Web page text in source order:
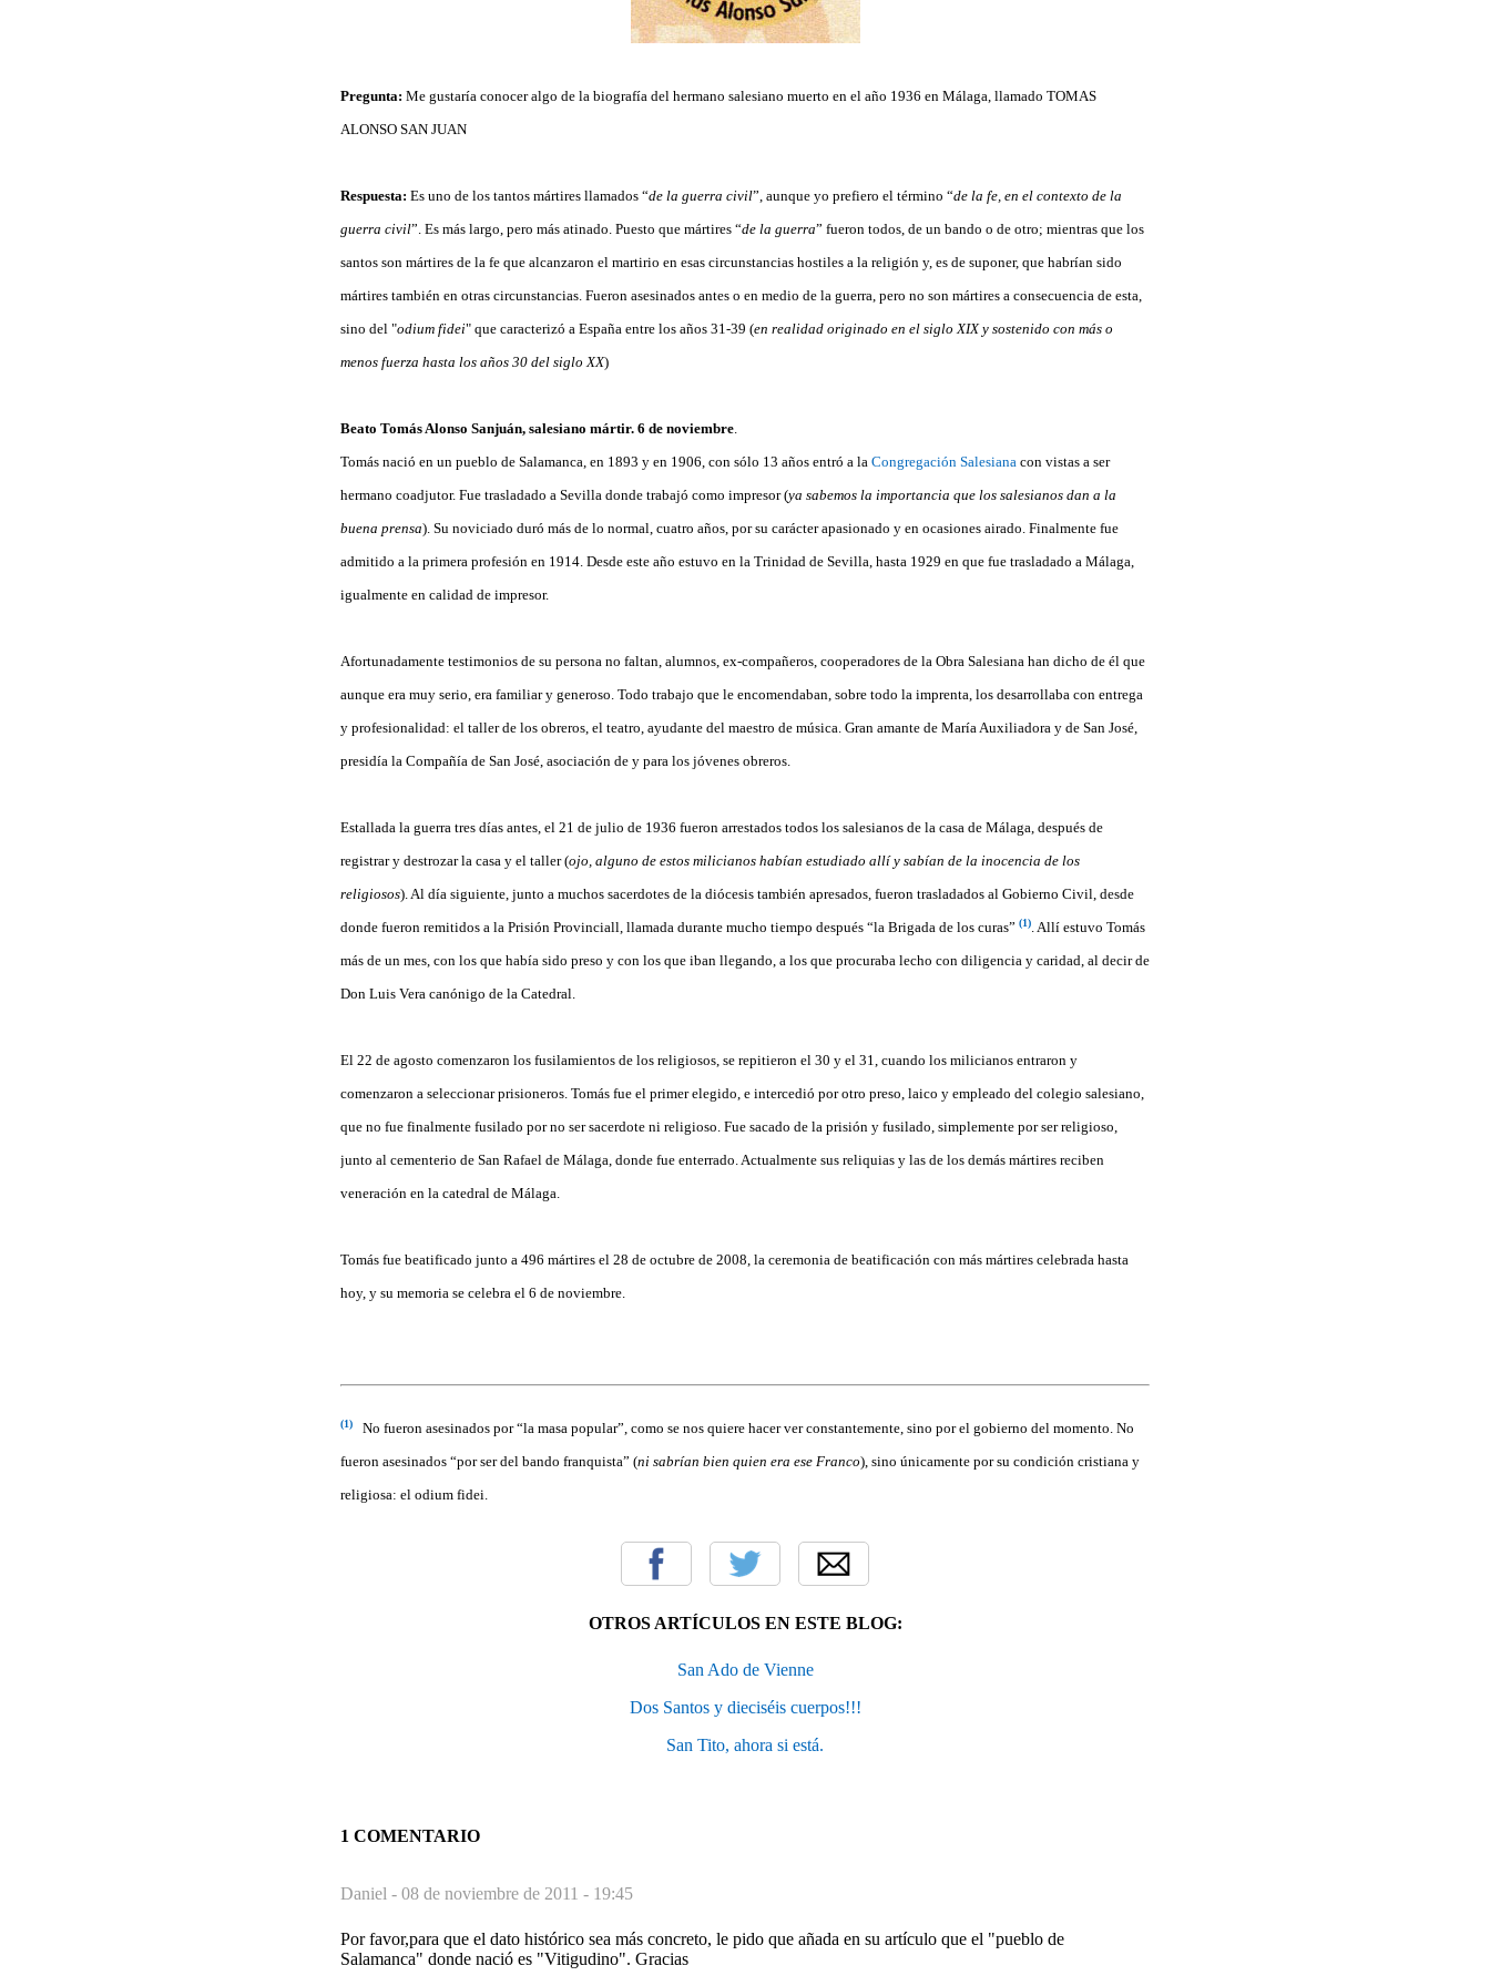
Pregunta: Me gustaría conocer algo de la biografía del hermano salesiano muerto en el año 1936 en Málaga, llamado TOMAS
ALONSO SAN JUAN
Respuesta: Es uno de los tantos mártires llamados “de la guerra civil”, aunque yo prefiero el término “de la fe, en el contexto de la
guerra civil”. Es más largo, pero más atinado. Puesto que mártires “de la guerra” fueron todos, de un bando o de otro; mientras que los
santos son mártires de la fe que alcanzaron el martirio en esas circunstancias hostiles a la religión y, es de suponer, que habrían sido
mártires también en otras circunstancias. Fueron asesinados antes o en medio de la guerra, pero no son mártires a consecuencia de esta,
sino del "odium fidei" que caracterizó a España entre los años 31-39 (en realidad originado en el siglo XIX y sostenido con más o
menos fuerza hasta los años 30 del siglo XX)
Beato Tomás Alonso Sanjuán, salesiano mártir. 6 de noviembre
Tomás nació en un pueblo de Salamanca, en 1893 y en 1906, con sólo 13 años entró a la Congregación Salesiana con vistas a ser
hermano coadjutor. Fue trasladado a Sevilla donde trabajó como impresor (ya sabemos la importancia que los salesianos dan a la
buena prensa). Su noviciado duró más de lo normal, cuatro años, por su carácter apasionado y en ocasiones airado. Finalmente fue
admitido a la primera profesión en 1914. Desde este año estuvo en la Trinidad de Sevilla, hasta 1929 en que fue trasladado a Málaga,
igualmente en calidad de impresor.
Afortunadamente testimonios de su persona no faltan, alumnos, ex-compañeros, cooperadores de la Obra Salesiana han dicho de él que
aunque era muy serio, era familiar y generoso. Todo trabajo que le encomendaban, sobre todo la imprenta, los desarrollaba con entrega
y profesionalidad: el taller de los obreros, el teatro, ayudante del maestro de música. Gran amante de María Auxiliadora y de San José,
presidía la Compañía de San José, asociación de y para los jóvenes obreros.
Estallada la guerra tres días antes, el 21 de julio de 1936 fueron arrestados todos los salesianos de la casa de Málaga, después de
registrar y destrozar la casa y el taller (ojo, alguno de estos milicianos habían estudiado allí y sabían de la inocencia de los
religiosos). Al día siguiente, junto a muchos sacerdotes de la diócesis también apresados, fueron trasladados al Gobierno Civil, desde
donde fueron remitidos a la Prisión Provinciall, llamada durante mucho tiempo después “la Brigada de los curas” (1) . Allí estuvo Tomás
más de un mes, con los que había sido preso y con los que iban llegando, a los que procuraba lecho con diligencia y caridad, al decir de
Don Luis Vera canónigo de la Catedral.
El 22 de agosto comenzaron los fusilamientos de los religiosos, se repitieron el 30 y el 31, cuando los milicianos entraron y
comenzaron a seleccionar prisioneros. Tomás fue el primer elegido, e intercedió por otro preso, laico y empleado del colegio salesiano,
que no fue finalmente fusilado por no ser sacerdote ni religioso. Fue sacado de la prisión y fusilado, simplemente por ser religioso,
junto al cementerio de San Rafael de Málaga, donde fue enterrado. Actualmente sus reliquias y las de los demás mártires reciben
veneración en la catedral de Málaga.
Tomás fue beatificado junto a 496 mártires el 28 de octubre de 2008, la ceremonia de beatificación con más mártires celebrada hasta
hoy, y su memoria se celebra el 6 de noviembre.
(1)
No fueron asesinados por “la masa popular”, como se nos quiere hacer ver constantemente, sino por el gobierno del momento. No
fueron asesinados “por ser del bando franquista” (ni sabrían bien quien era ese Franco), sino únicamente por su condición cristiana y
religiosa: el odium fidei.
OTROS ARTÍCULOS EN ESTE BLOG:
San Ado de Vienne
Dos Santos y dieciséis cuerpos!!!
San Tito, ahora si está.
1 COMENTARIO
Daniel - 08 de noviembre de 2011 - 19:45
Por favor,para que el dato histórico sea más concreto, le pido que añada en su artículo que el "pueblo de
Salamanca" donde nació es "Vitigudino". Gracias